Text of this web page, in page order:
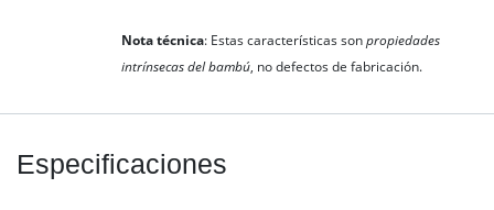
​Nota técnica: Estas características sonpropiedades
intrínsecas del bambú, no defectos de fabricación.
Especificaciones